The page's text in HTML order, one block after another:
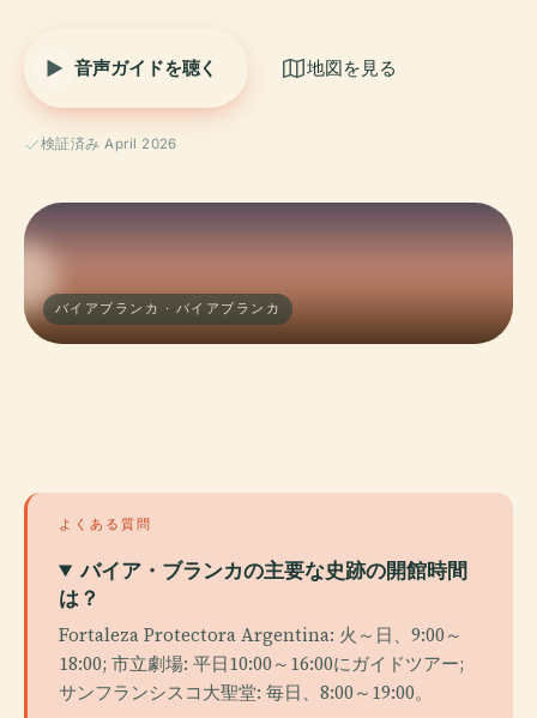
音声ガイドを聴く 地図を見る
検証済み April 2026
バイアブランカ · バイアブランカ
よくある質問
バイア・ブランカの主要な史跡の開館時間
は？
Fortaleza Protectora Argentina: 火～日、9:00～
18:00; 市立劇場: 平日10:00～16:00にガイドツアー;
サンフランシスコ大聖堂: 毎日、8:00～19:00。